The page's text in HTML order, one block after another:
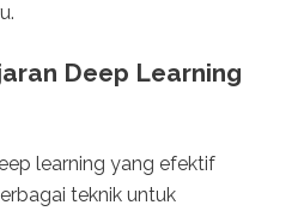
Deep Learning
learning yang efektif
teknik untuk